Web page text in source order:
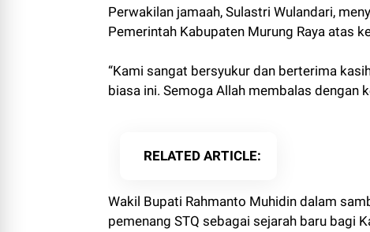
Perwakilan jamaah, Sulastri Wulandari,
Pemerintah Kabupaten Murung Raya atas
“Kami sangat bersyukur dan berterima
biasa ini. Semoga Allah membalas dengan
RELATED ARTICLE
Wakil Bupati Rahmanto Muhidin dalam
pemenang STQ sebagai sejarah baru bagi